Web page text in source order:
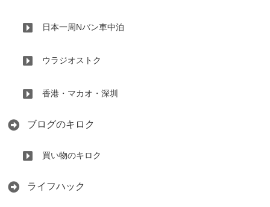
日本一周Nバン車中泊
ウラジオストク
香港・マカオ・深圳
ブログのキロク
買い物のキロク
ライフハック